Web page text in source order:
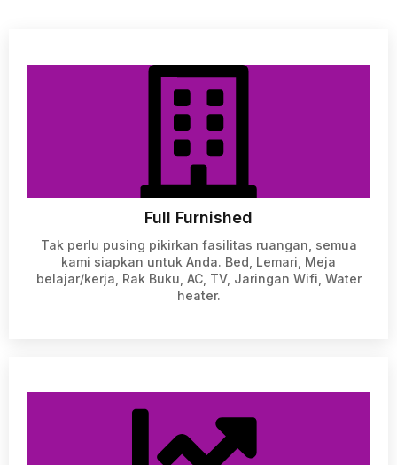
Full Furnished
Tak perlu pusing pikirkan fasilitas ruangan, semua
kami siapkan untuk Anda. Bed, Lemari, Meja
belajar/kerja, Rak Buku, AC, TV, Jaringan Wifi, Water
heater.